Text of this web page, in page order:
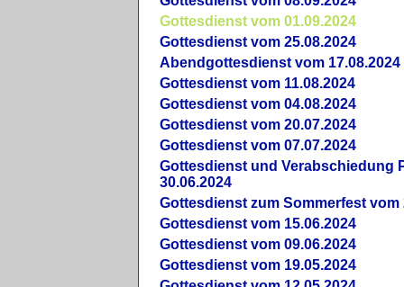
Gottesdienst vom 01.09.2024
Gottesdienst vom 25.08.2024
Abendgottesdienst vom 17.08.2024
Gottesdienst vom 11.08.2024
Gottesdienst vom 04.08.2024
Gottesdienst vom 20.07.2024
Gottesdienst vom 07.07.2024
Gottesdienst und Verabschiedung
30.06.2024
Gottesdienst zum Sommerfest vom
Gottesdienst vom 15.06.2024
Gottesdienst vom 09.06.2024
Gottesdienst vom 19.05.2024